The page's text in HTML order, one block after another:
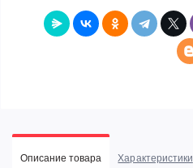
Описание товара Характеристики